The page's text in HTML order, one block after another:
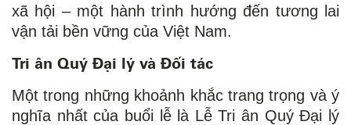
xã hội – một hành trình hướng đến tương lai
vận tải bền vững của Việt Nam.
Tri ân Quý Đại lý và Đối tác
Một trong những khoảnh khắc trang trọng và ý
nghĩa nhất của buổi lễ là Lễ Tri ân Quý Đại lý